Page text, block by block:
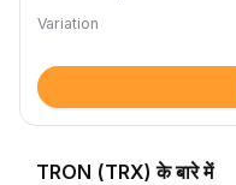
Variation
TRON (TRX) के बारे में